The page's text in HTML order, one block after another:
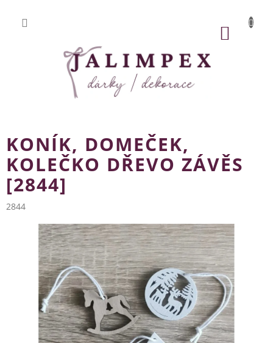
obsah
KONÍK, DOMEČEK,
KOLEČKO DŘEVO ZÁVĚS
[2844]
2844